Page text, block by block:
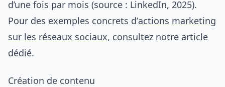
d’une fois par mois (source : LinkedIn, 2025).
Pour des exemples concrets d’actions marketing
sur les réseaux sociaux, consultez notre article
dédié.
Création de contenu